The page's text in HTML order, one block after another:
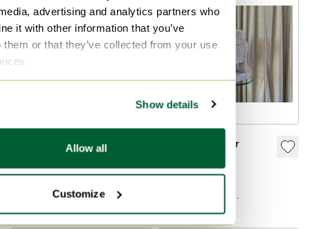
advertising and analytics partners who
it with other information that you’ve
them or that they’ve collected from your use
Show details
Allow all
Customize
Vintage white and
Bied vanaf € 250,-
Vintage wicker
Bied vanaf € 200,-